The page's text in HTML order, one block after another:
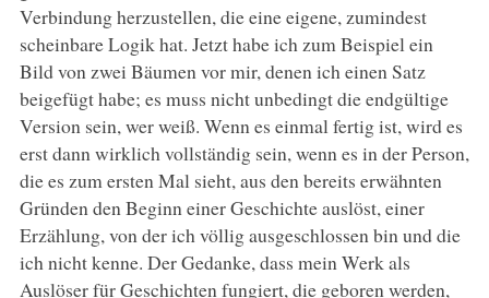
Verbindung herzustellen, die eine eigene, zumindest
scheinbare Logik hat. Jetzt habe ich zum Beispiel ein
Bild von zwei Bäumen vor mir, denen ich einen Satz
beigefügt habe; es muss nicht unbedingt die endgültige
Version sein, wer weiß. Wenn es einmal fertig ist, wird es
erst dann wirklich vollständig sein, wenn es in der Person,
die es zum ersten Mal sieht, aus den bereits erwähnten
Gründen den Beginn einer Geschichte auslöst, einer
Erzählung, von der ich völlig ausgeschlossen bin und die
ich nicht kenne. Der Gedanke, dass mein Werk als
Auslöser für Geschichten fungiert, die geboren werden,